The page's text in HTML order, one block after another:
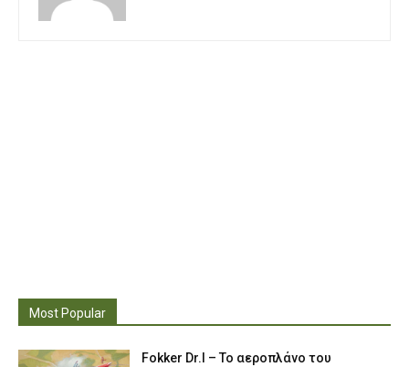
Most Popular
Fokker Dr.I – To αεροπλάνο του